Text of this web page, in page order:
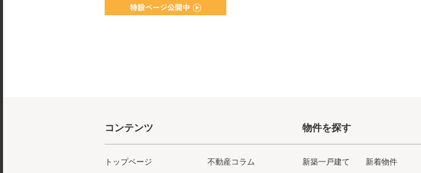
コンテンツ
トップページ
不動産コラム
物件を探す
新築一戸建て
新着物件